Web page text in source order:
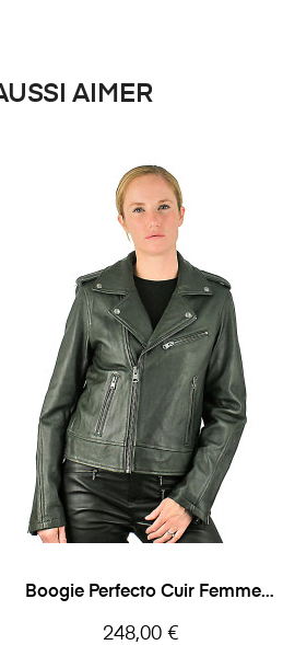
AIMER
Boogie Perfecto Cuir Femme
Prix
248,00 €